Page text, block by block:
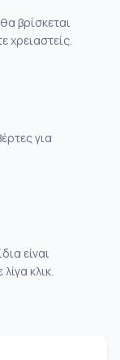
βρίσκεται
χρειαστείς.
για
είναι
κλικ.